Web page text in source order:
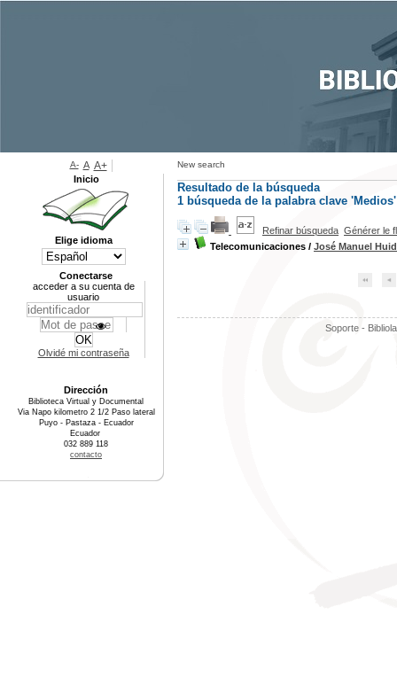
New search
Resultado de la búsqueda
1 búsqueda de la palabra clave 'Medios'
Refinar búsqueda Générer le
Telecomunicaciones / José Manuel
Soporte -
A- A A+
Inicio
Elige idioma
Conectarse
acceder a su cuenta de
usuario
Olvidé mi contraseña
Dirección
Biblioteca Virtual y Documental
Via Napo kilometro 2 1/2 Paso lateral
Puyo - Pastaza - Ecuador
Ecuador
032 889 118
contacto